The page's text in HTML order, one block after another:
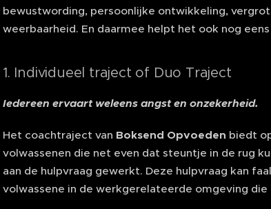
bewustwording, persoonlijke ontwikkeling,
weerbaarheid. En daarmee helpt het ook nog
1. Individueel traject of Duo Traject
Iedereen ervaart weleens angst en onzekerheid.
Het coachtraject van Boksend Opvoeden biedt
volwassenen die net even dat steuntje in de rug
aan de hulpvraag gewerkt. Deze hulpvraag kan
volwassene in de werkgerelateerde omgeving die